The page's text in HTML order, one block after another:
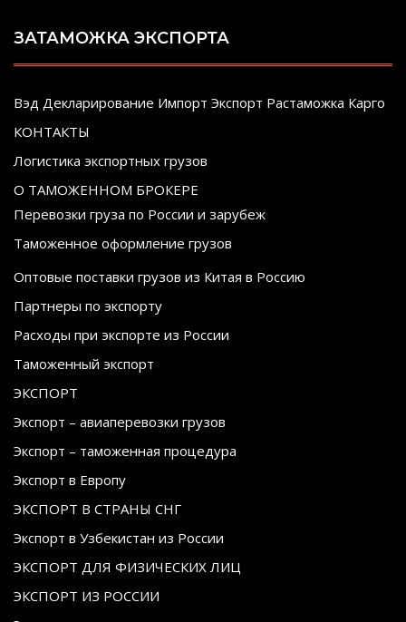
ЗАТАМОЖКА ЭКСПОРТА
Вэд Декларирование Импорт Экспорт Растаможка Карго
КОНТАКТЫ
Логистика экспортных грузов
О ТАМОЖЕННОМ БРОКЕРЕ
Перевозки груза по России и зарубеж
Таможенное оформление грузов
Оптовые поставки грузов из Китая в Россию
Партнеры по экспорту
Расходы при экспорте из России
Таможенный экспорт
ЭКСПОРТ
Экспорт – авиаперевозки грузов
Экспорт – таможенная процедура
Экспорт в Европу
ЭКСПОРТ В СТРАНЫ СНГ
Экспорт в Узбекистан из России
ЭКСПОРТ ДЛЯ ФИЗИЧЕСКИХ ЛИЦ
ЭКСПОРТ ИЗ РОССИИ